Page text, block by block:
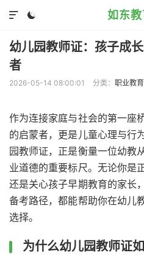
如东教


幼儿园教师证：孩子成
者
2026-05-14 08:00:01 分类： 职业教育
作为连接家庭与社会的第一座
的启蒙者，更是儿童心理与行
园教师证，正是衡量一位幼教
业道德的重要标尺。无论你是
还是关心孩子早期教育的家长
备考路径，都能帮助你在幼儿
选择。
为什么幼儿园教师证如